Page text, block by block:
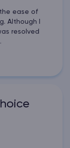
ease of
Although I
resolved